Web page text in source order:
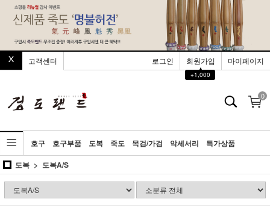
고객센터 로그인 회원가입
▲
+1,000
마이페이지
0
호구 호구부품 도복 죽도 목검/가검 악세서리
특가상품
도복
도복A/S